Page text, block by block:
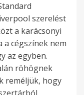
szerelést
a karácsonyi
a cégszínek nem
az egyben.
röhögnek
reméljük, hogy